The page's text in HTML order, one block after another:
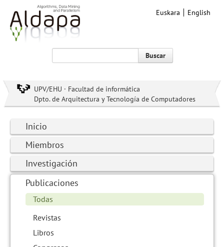
Euskara English
Buscar
UPV/EHU · Facultad de informática
Dpto. de Arquitectura y Tecnología de Computadores
Inicio
Miembros
Investigación
Publicaciones
Todas
Revistas
Libros